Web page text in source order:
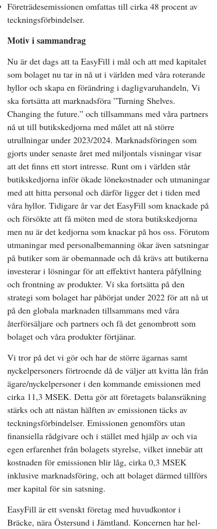
Företrädesemissionen omfattas till cirka 48 procent av
teckningsförbindelser.
Motiv i sammandrag
Nu är det dags att ta EasyFill i mål och att med kapitalet
som bolaget nu tar in nå ut i världen med våra roterande
hyllor och skapa en förändring i dagligvaruhandeln, Vi
ska fortsätta att marknadsföra ”Turning Shelves.
Changing the future.” och tillsammans med våra partners
nå ut till butikskedjorna med målet att nå större
utrullningar under 2023/2024. Marknadsföringen som
gjorts under senaste året med miljontals visningar visar
att det finns ett stort intresse. Runt om i världen står
butikskedjorna inför ökade lönekostnader och utmaningar
med att hitta personal och därför ligger det i tiden med
våra hyllor. Tidigare år var det EasyFill som knackade på
och försökte att få möten med de stora butikskedjorna
men nu är det kedjorna som knackar på hos oss. Förutom
utmaningar med personalbemanning ökar även satsningar
på butiker som är obemannade och då krävs att butikerna
investerar i lösningar för att effektivt hantera påfyllning
och frontning av produkter. Vi ska fortsätta på den
strategi som bolaget har påbörjat under 2022 för att nå ut
på den globala marknaden tillsammans med våra
återförsäljare och partners och få det genombrott som
bolaget och våra produkter förtjänar.
Vi tror på det vi gör och har de större ägarnas samt
nyckelpersoners förtroende då de väljer att kvitta lån från
ägare/nyckelpersoner i den kommande emissionen med
cirka 11,3 MSEK. Detta gör att företagets balansräkning
stärks och att nästan hälften av emissionen täcks av
teckningsförbindelser. Emissionen genomförs utan
finansiella rådgivare och i stället med hjälp av och via
egen erfarenhet från bolagets styrelse, vilket innebär att
kostnaden för emissionen blir låg, cirka 0,3 MSEK
inklusive marknadsföring, och att bolaget därmed tillförs
mer kapital för sin satsning.
EasyFill är ett svenskt företag med huvudkontor i
Bräcke, nära Östersund i Jämtland. Koncernen har hel-